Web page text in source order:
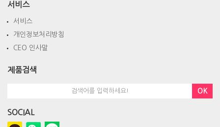
서비스
서비스
개인정보처리방침
CEO 인사말
제품검색
OK
SOCIAL